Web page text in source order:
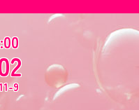
9